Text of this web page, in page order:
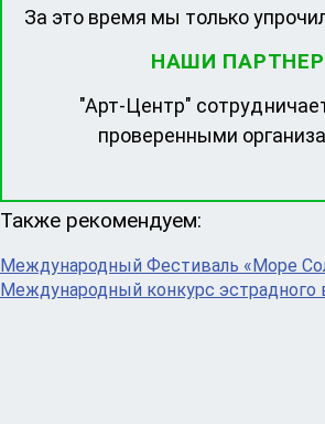
За это время мы только
НАШИ
"Арт-Центр"
проверенными
Также рекомендуем:
Международный Фестиваль «Море
Международный конкурс эстрадного